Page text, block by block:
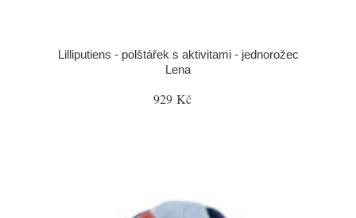
Lilliputiens - polštářek s aktivitami - jednorožec
Lena
929 Kč